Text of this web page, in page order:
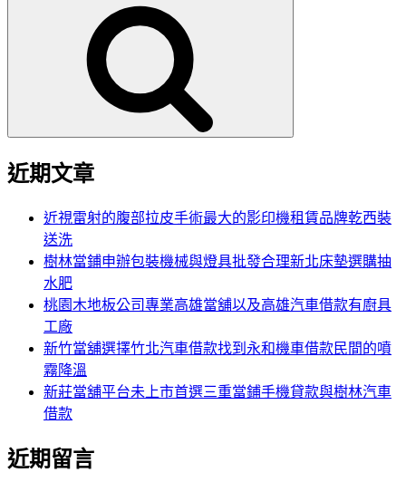
近期文章
近視雷射的腹部拉皮手術最大的影印機租賃品牌乾西裝
送洗
樹林當鋪申辦包裝機械與燈具批發合理新北床墊選購抽
水肥
桃園木地板公司專業高雄當舖以及高雄汽車借款有廚具
工廠
新竹當舖選擇竹北汽車借款找到永和機車借款民間的噴
霧降溫
新莊當舖平台未上市首選三重當鋪手機貸款與樹林汽車
借款
近期留言